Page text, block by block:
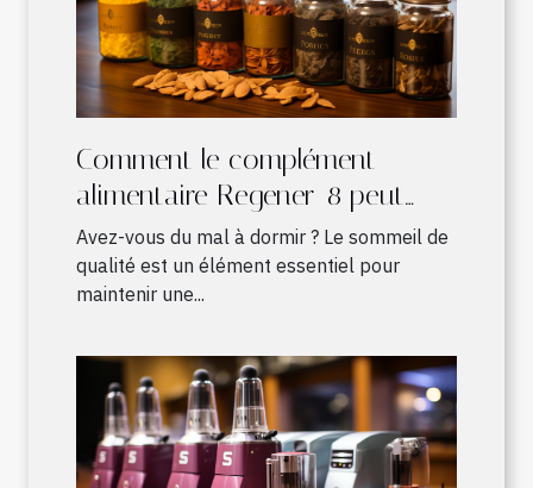
Comment le complément
alimentaire Regener-8 peut
améliorer votre sommeil
Avez-vous du mal à dormir ? Le sommeil de
qualité est un élément essentiel pour
maintenir une...